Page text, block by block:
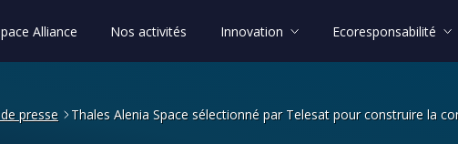
Alliance Nos activités Innovation Ecoresponsabilité
presse Thales Alenia Space sélectionné par Telesat pour construire la